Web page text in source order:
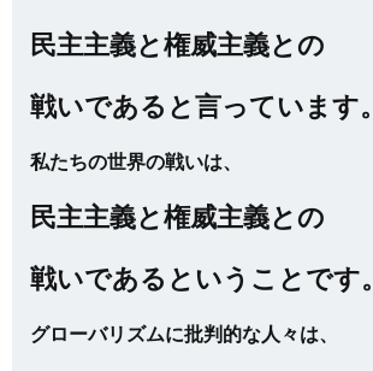
民主主義と権威主義との
戦いであると言っています。
私たちの世界の戦いは、
民主主義と権威主義との
戦いであるということです。
グローバリズムに批判的な人々は、